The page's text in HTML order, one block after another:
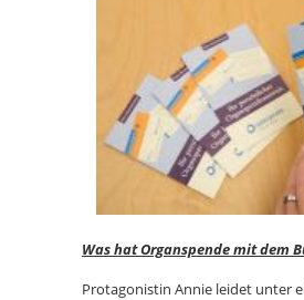
Was hat Organspende mit dem
Protagonistin Annie leidet unter